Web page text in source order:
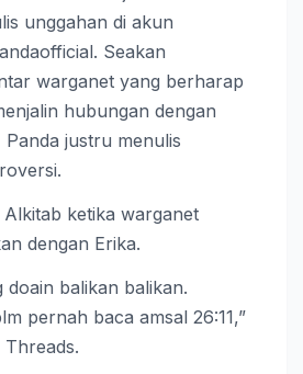
unggahan di akun
Seakan
warganet yang berharap
hubungan dengan
justru menulis
ketika warganet
dengan Erika.
doain balikan balikan.
pernah baca amsal 26:11,”